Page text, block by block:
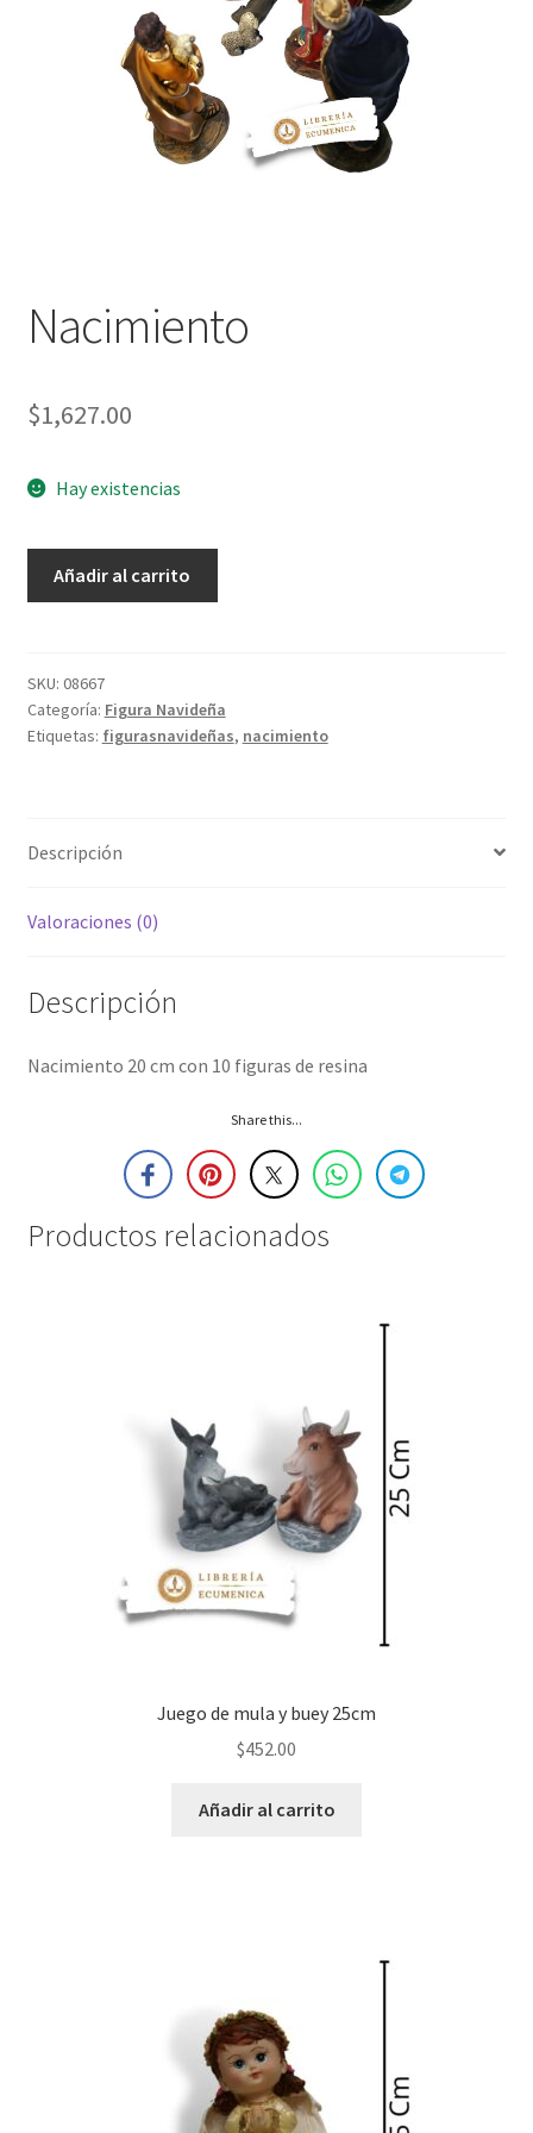
Política de privacidad
Nacimiento
$1,627.00
Hay existencias
Añadir al carrito
SKU: 08667
Categoría: Figura Navideña
Etiquetas: figurasnavideñas, nacimiento
Descripción
Valoraciones (0)
Descripción
Nacimiento 20 cm con 10 figuras de resina
Share this...
Productos relacionados
Juego de mula y buey 25cm
$452.00
Añadir al carrito